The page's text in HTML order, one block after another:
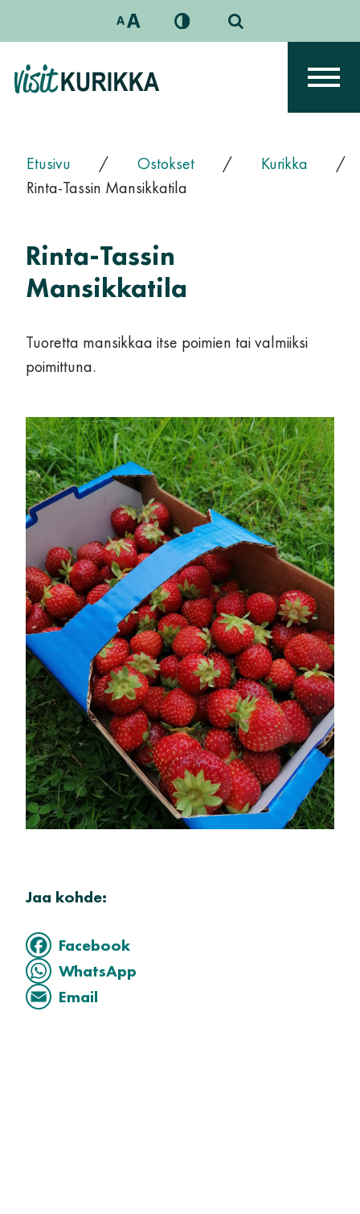
Päävalikko
Etusivu / Ostokset / Kurikka
/
Rinta-Tassin Mansikkatila
Rinta-Tassin
Mansikkatila
Tuoretta mansikkaa itse poimien tai valmiiksi
poimittuna.
Jaa kohde:
Facebook
WhatsApp
Email